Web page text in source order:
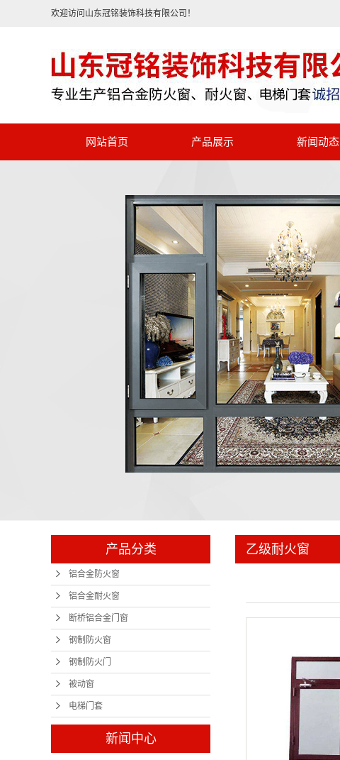
欢迎访问山东冠铭装饰科技有限公司！
网站首页
产品展示
铝合金防火窗
断桥铝合金门窗
钢制防火窗
钢制防火门
被动窗
电梯门套
新闻动态
公司新闻
产品分类
铝合金防火窗
铝合金耐火窗
断桥铝合金门窗
钢制防火窗
钢制防火门
被动窗
电梯门套
新闻中心
乙级耐火窗